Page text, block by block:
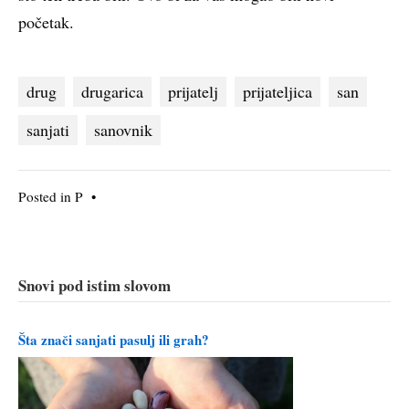
početak.
drug drugarica prijatelj prijateljica
san
sanjati
sanovnik
Posted in P •
Snovi pod istim slovom
Šta znači sanjati pasulj ili grah?